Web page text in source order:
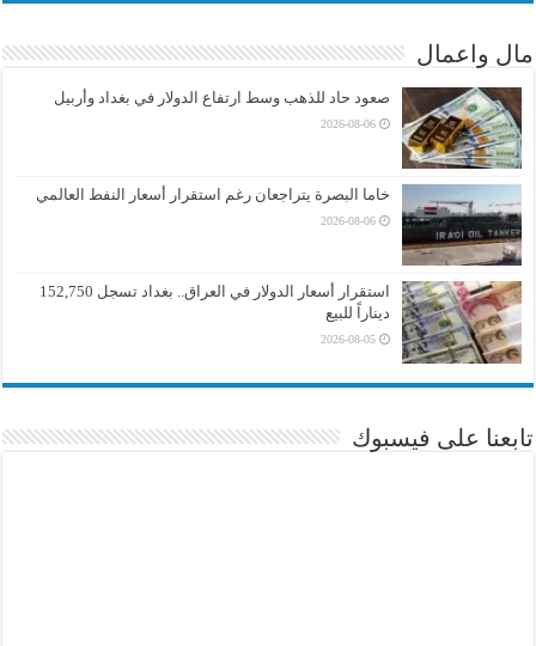
مال واعمال
صعود حاد للذهب وسط ارتفاع الدولار في بغداد وأربيل
2026-08-06
خاما البصرة يتراجعان رغم استقرار أسعار النفط العالمي
2026-08-06
استقرار أسعار الدولار في العراق.. بغداد تسجل 152,750
ديناراً للبيع
2026-08-05
تابعنا على فيسبوك